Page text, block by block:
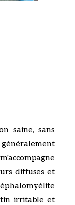
saine, sans
diffuses et
irritable et